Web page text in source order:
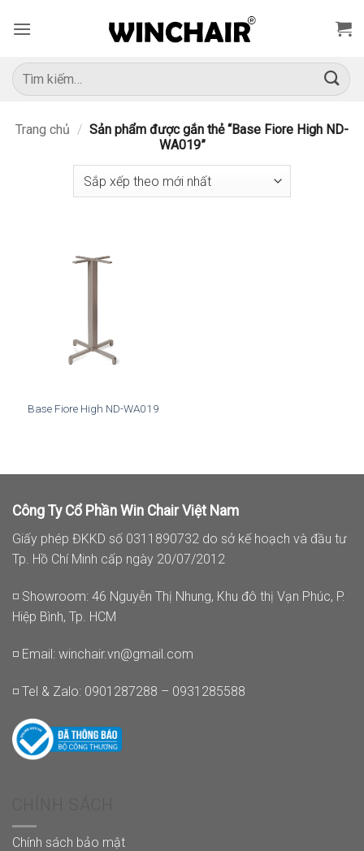
qua
dung
Tìm
kiếm:
Trang chủ / Sản phẩm được gắn thẻ “Base Fiore High ND-
WA019”
Base Fiore High ND-WA019
Công Ty Cổ Phần Win Chair Việt Nam
Giấy phép ĐKKD số 0311890732 do sở kế hoạch và đầu tư
Tp. Hồ Chí Minh cấp ngày 20/07/2012
◽ Showroom: 46 Nguyễn Thị Nhung, Khu đô thị Vạn Phúc, P.
Hiệp Bình, Tp. HCM
◽ Email: winchair.vn@gmail.com
◽ Tel & Zalo: 0901287288 – 0931285588
Chính sách bảo mật